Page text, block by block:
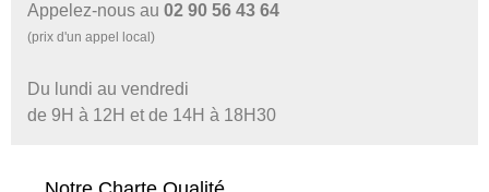
Appelez-nous au 02 90 56 43 64
(prix d'un appel local)
Du lundi au vendredi
de 9H à 12H et de 14H à 18H30